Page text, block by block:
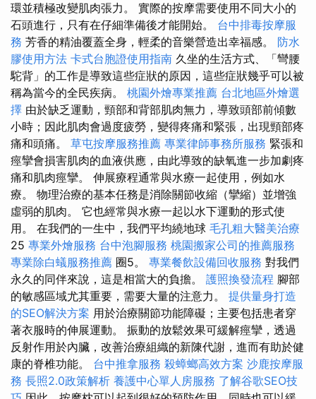
環並積極改變肌肉張力。 實際的按摩需要使用不同大小的
石頭進行，只有在仔細準備後才能開始。 台中排毒按摩服
務 芳香的精油覆蓋全身，輕柔的音樂營造出幸福感。 防水
膠使用方法 卡式台胞證使用指南 久坐的生活方式、「彎腰
駝背」的工作是導致這些症狀的原因，這些症狀幾乎可以被
稱為當今的全民疾病。 桃園外燴專業推薦 台北地區外燴選
擇 由於缺乏運動，頸部和背部肌肉無力，導致頭部前傾數
小時；因此肌肉會過度疲勞，變得疼痛和緊張，出現頸部疼
痛和頭痛。 草屯按摩服務推薦 專業律師事務所服務 緊張和
痙攣會損害肌肉的血液供應，由此導致的缺氧進一步加劇疼
痛和肌肉痙攣。 伸展療程通常與水療一起使用，例如水
療。 物理治療的基本任務是消除關節收縮（攣縮）並增強
虛弱的肌肉。 它也經常與水療一起以水下運動的形式使
用。 在我們的一生中，我們平均繞地球 毛孔粗大醫美治療
25 專業外燴服務 台中泡腳服務 桃園搬家公司的推薦服務
專業除白蟻服務推薦 圈5。 專業餐飲設備回收服務 對我們
永久的同伴來說，這是相當大的負擔。 護照換發流程 腳部
的敏感區域尤其重要，需要大量的注意力。 提供量身打造
的SEO解決方案 用於治療關節功能障礙；主要包括患者穿
著衣服時的伸展運動。 振動的放鬆效果可緩解痙攣，透過
反射作用於內臟，改善治療組織的新陳代謝，進而有助於健
康的脊椎功能。 台中推拿服務 殺蟑螂高效方案 沙鹿按摩服
務 長照2.0政策解析 養護中心單人房服務 了解谷歌SEO技